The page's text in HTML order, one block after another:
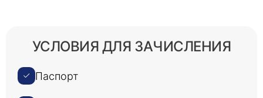
УСЛОВИЯ ДЛЯ ЗАЧИСЛЕНИЯ
Паспорт